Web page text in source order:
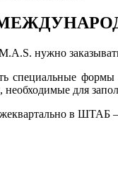
нужно
специальные формы
необходимые для
в